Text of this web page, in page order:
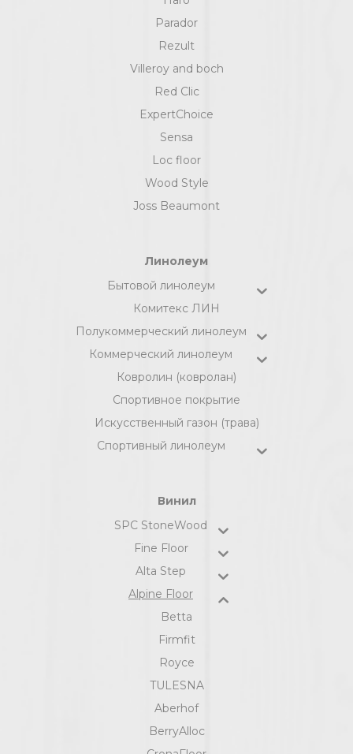
Parador
Rezult
Villeroy and boch
Red Clic
ExpertChoice
Sensa
Loc floor
Wood Style
Joss Beaumont
Линолеум
Бытовой линолеум
Комитекс ЛИН
Полукоммерческий линолеум
Коммерческий линолеум
Ковролин (ковролан)
Спортивное покрытие
Искусственный газон (трава)
Спортивный линолеум
Винил
SPC StoneWood
Fine Floor
Alta Step
Alpine Floor
Betta
Firmfit
Royce
TULESNA
Aberhof
BerryAlloc